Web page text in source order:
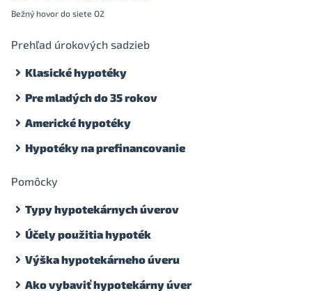
Bežný hovor do siete O2
Prehľad úrokových sadzieb
Klasické hypotéky
Pre mladých do 35 rokov
Americké hypotéky
Hypotéky na prefinancovanie
Pomôcky
Typy hypotekárnych úverov
Účely použitia hypoték
Výška hypotekárneho úveru
Ako vybaviť hypotekárny úver